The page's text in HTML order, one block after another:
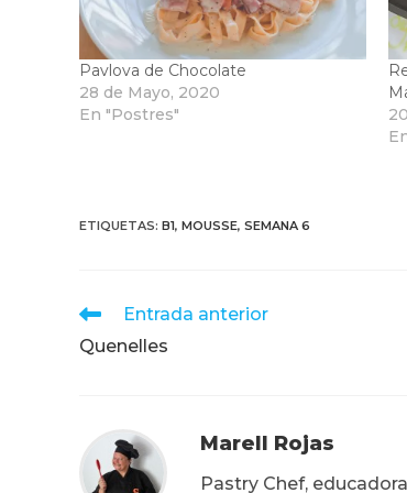
Pavlova de Chocolate
28 de Mayo, 2020
En "Postres"
ETIQUETAS: B1, MOUSSE, SEMANA 6
Leer
artículos
Entrada anterior
Quenelles
Marell Rojas
Pastry Chef,